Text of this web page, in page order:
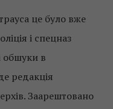
це було вже
і спецназ
обшуки в
редакція
Заарештовано